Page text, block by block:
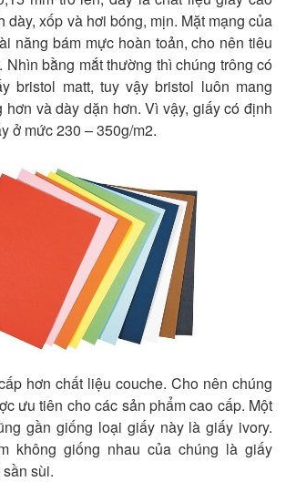
dày, xốp và hơi bóng, mịn. Mặt mạng của
năng bám mực hoàn toản, cho nên tiêu
Nhìn bằng mắt thường thì chúng trông có
bristol matt, tuy vậy bristol luôn mang
hơn và dày dặn hơn. Vì vậy, giấy có định
ở mức 230 – 350g/m2.
hơn chất liệu couche. Cho nên chúng
ưu tiên cho các sản phẩm cao cấp. Một
gần giống loại giấy này là giấy ivory.
không giống nhau của chúng là giấy
sùi.